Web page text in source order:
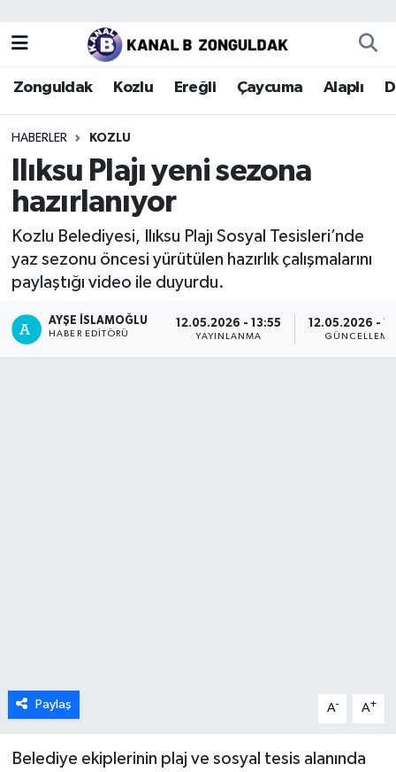
Zonguldak Kozlu Ereğli Çaycuma Alaplı
HABERLER KOZLU
Ilıksu Plajı yeni sezona
hazırlanıyor
Kozlu Belediyesi, Ilıksu Plajı Sosyal Tesisleri’nde
yaz sezonu öncesi yürütülen hazırlık çalışmalarını
paylaştığı video ile duyurdu.
AYŞE İSLAMOĞLU
HABER EDITÖRÜ
12.05.2026 - 13:55
YAYINLANMA
12.05.2026 -
GÜNCELLEME
Paylaş A- A+
Belediye ekiplerinin plaj ve sosyal tesis alanında
Zonguldak
Kozlu
Ereğli
Çaycuma
Devrek
Gökçebey
Zonguldak Nöbetçi Eczaneler
Zonguldak Hava Durumu
Zonguldak Trafik Yoğunluk Haritası
Puan Durumu ve Fikstür
Tüm Manşetler
Son Dakika Haberleri
Haber Arşivi